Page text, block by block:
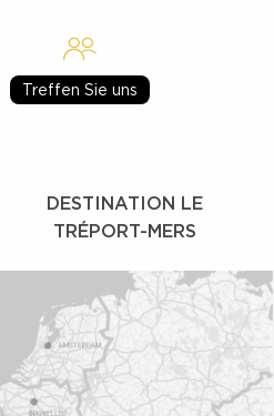
Treffen Sie uns
DESTINATION LE
TRÉPORT-MERS